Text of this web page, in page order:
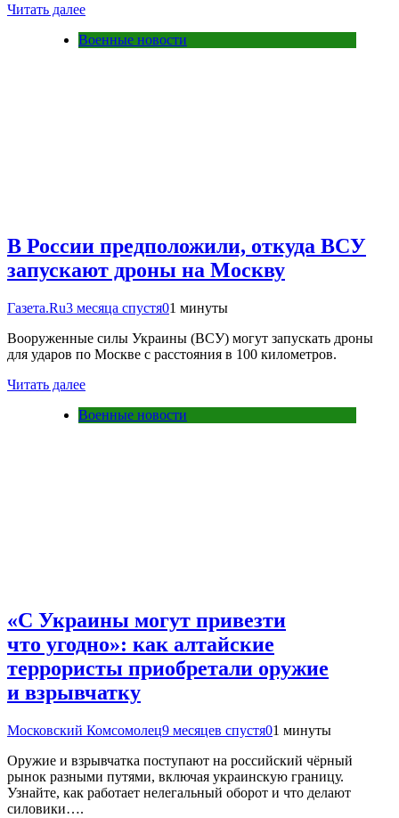
Читать далее
Военные новости
В России предположили, откуда ВСУ
запускают дроны на Москву
Газета.Ru3 месяца спустя01 минуты
Вооруженные силы Украины (ВСУ) могут запускать дроны
для ударов по Москве с расстояния в 100 километров.
Читать далее
Военные новости
«С Украины могут привезти
что угодно»: как алтайские
террористы приобретали оружие
и взрывчатку
Московский Комсомолец9 месяцев спустя01 минуты
Оружие и взрывчатка поступают на российский чёрный
рынок разными путями, включая украинскую границу.
Узнайте, как работает нелегальный оборот и что делают
силовики….